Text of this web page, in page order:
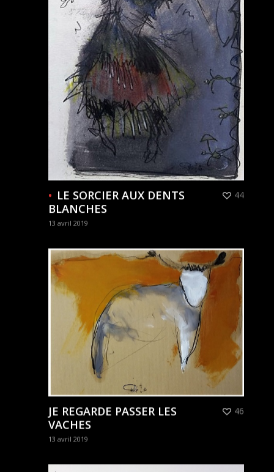
LE SORCIER AUX DENTS
BLANCHES
13 avril 2019
44
JE REGARDE PASSER LES
VACHES
13 avril 2019
46